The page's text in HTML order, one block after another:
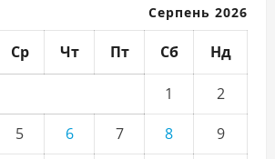
Серпень 2026
Ср Чт Пт Сб Нд
1
2
5 6 7 8
9